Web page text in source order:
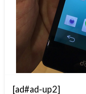
[ad#ad-up2]